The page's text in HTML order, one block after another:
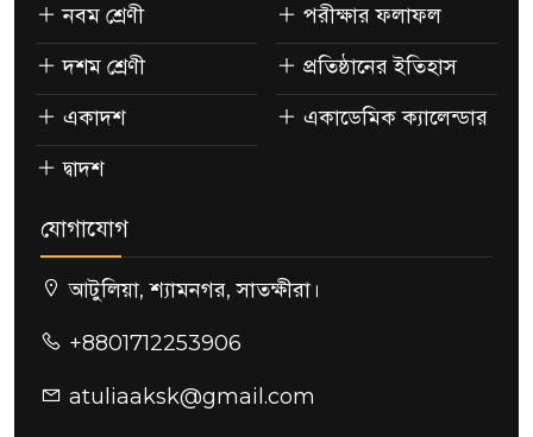
নবম শ্রেণী
দশম শ্রেণী
একাদশ
দ্বাদশ
পরীক্ষার ফলাফল
প্রতিষ্ঠানের ইতিহাস
একাডেমিক ক্যালেন্ডার
যোগাযোগ
আটুলিয়া, শ্যামনগর, সাতক্ষীরা।
+8801712253906
atuliaaksk@gmail.com